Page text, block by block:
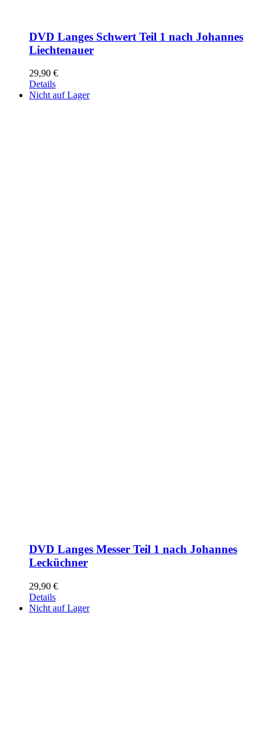
DVD Langes Schwert Teil 1 nach Johannes
Liechtenauer
29,90 €
Details
Nicht auf Lager
DVD Langes Messer Teil 1 nach Johannes
Lecküchner
29,90 €
Details
Nicht auf Lager